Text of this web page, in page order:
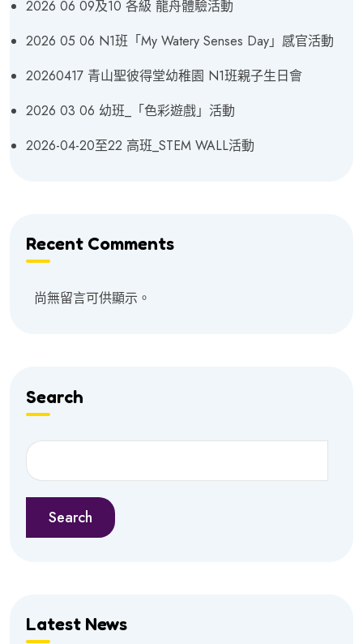
2026 06 09及10 各級 龍舟體驗活動
2026 05 06 N1班「My Watery Senses Day」感官活動
20260417 青山聖彼得堂幼稚園 N1班親子生日會
2026 03 06 幼班_「色彩遊戲」活動
2026-04-20至22 高班_STEM WALL活動
Recent Comments
尚無留言可供顯示。
Search
Search
Latest News